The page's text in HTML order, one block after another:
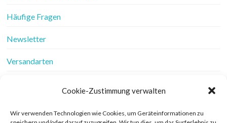
Cookie-Zustimmung verwalten
Wir verwenden Technologien wie Cookies, um Geräteinformationen zu
Häufige Fragen
Newsletter
Versandarten